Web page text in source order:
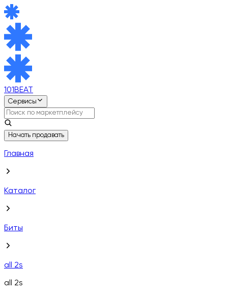
101BEAT
Сервисы
Начать продавать
Главная
Каталог
Биты
all 2s
all 2s